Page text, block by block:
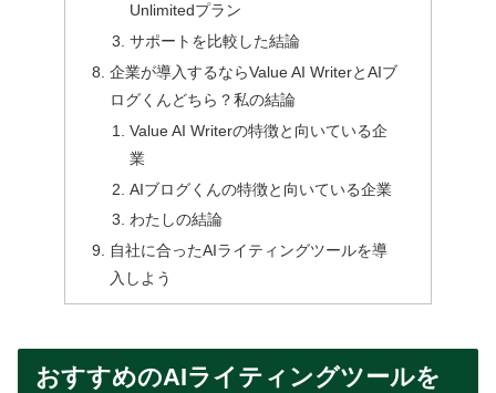
Unlimitedプラン
サポートを比較した結論
企業が導入するならValue AI WriterとAIブ
ログくんどちら？私の結論
Value AI Writerの特徴と向いている企
業
AIブログくんの特徴と向いている企業
わたしの結論
自社に合ったAIライティングツールを導
入しよう
おすすめのAIライティングツールを